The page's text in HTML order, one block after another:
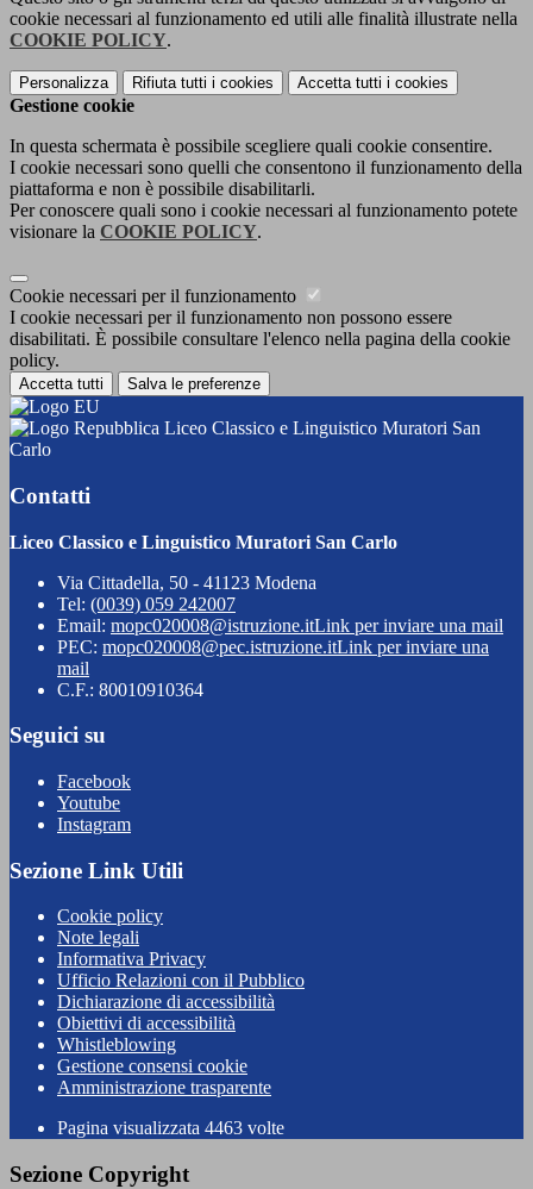
cookie necessari al funzionamento ed utili alle finalità illustrate nella
COOKIE POLICY.
Personalizza Rifiuta tutti i cookies Accetta tutti i cookies
Gestione cookie
In questa schermata è possibile scegliere quali cookie consentire.
I cookie necessari sono quelli che consentono il funzionamento della
piattaforma e non è possibile disabilitarli.
Per conoscere quali sono i cookie necessari al funzionamento potete
visionare la COOKIE POLICY.
Cookie necessari per il funzionamento
I cookie necessari per il funzionamento non possono essere
disabilitati. È possibile consultare l'elenco nella pagina della cookie
policy.
Accetta tutti Salva le preferenze
Liceo Classico e Linguistico Muratori San
Carlo
Contatti
Liceo Classico e Linguistico Muratori San Carlo
Via Cittadella, 50 - 41123 Modena
Tel: (0039) 059 242007
Email: mopc020008@istruzione.itLink per inviare una mail
PEC: mopc020008@pec.istruzione.itLink per inviare una
mail
C.F.: 80010910364
Seguici su
Facebook
Youtube
Instagram
Sezione Link Utili
Cookie policy
Note legali
Informativa Privacy
Ufficio Relazioni con il Pubblico
Dichiarazione di accessibilità
Obiettivi di accessibilità
Whistleblowing
Gestione consensi cookie
Amministrazione trasparente
Pagina visualizzata 4463 volte
Sezione Copyright